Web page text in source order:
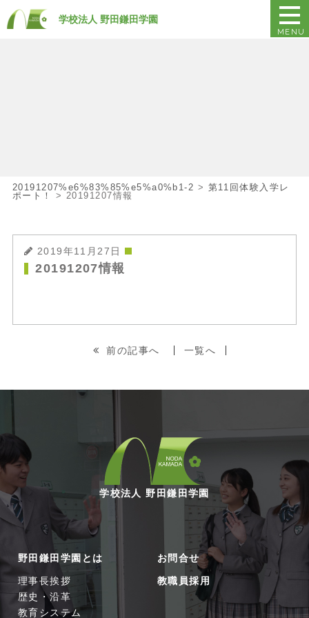
学校法人 野田鎌田学園
MENU
20191207%e6%83%85%e5%a0%b1-2 > 第11回体験入学レ
ポート！
> 20191207情報
2019年11月27日
20191207情報
前の記事へ 一覧へ
学校法人 野田鎌田学園
野田鎌田学園とは
理事長挨拶
歴史・沿革
教育システム
お問合せ
教職員採用